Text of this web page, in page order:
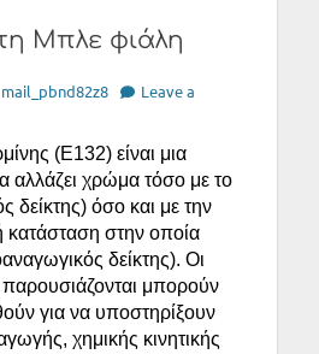
Μπλε φιάλη
mail_pbnd82z8
Leave a
(E132) είναι μια
αλλάζει χρώμα τόσο με το
δείκτης) όσο και με την
κατάσταση στην οποία
δείκτης). Οι
μπορούν
για να υποστηρίξουν
χημικής κινητικής